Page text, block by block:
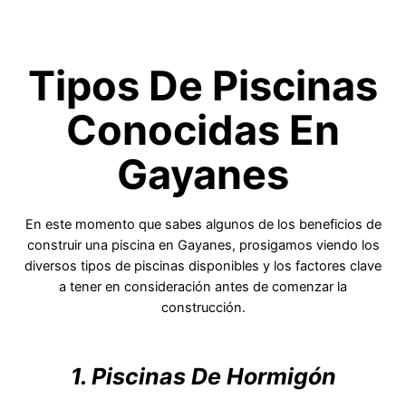
Tipos De Piscinas
Conocidas En
Gayanes
En este momento que sabes algunos de los beneficios de
construir una piscina en Gayanes, prosigamos viendo los
diversos tipos de piscinas disponibles y los factores clave
a tener en consideración antes de comenzar la
construcción.
1. Piscinas De Hormigón